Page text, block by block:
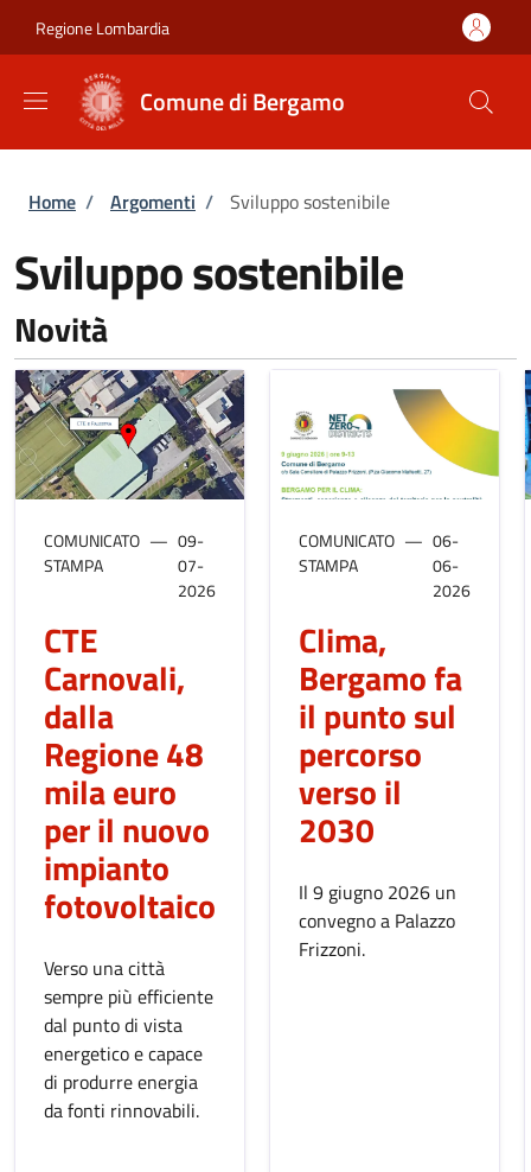
Regione Lombardia
Comune di Bergamo
Briciole di pane
Home / Argomenti / Sviluppo sostenibile
Sviluppo sostenibile
Novità
COMUNICATO
STAMPA
09-
07-
2026
CTE
Carnovali,
dalla
Regione 48
mila euro
per il nuovo
impianto
fotovoltaico
Verso una città
sempre più efficiente
dal punto di vista
energetico e capace
di produrre energia
da fonti rinnovabili.
COMUNICATO
STAMPA
06-
06-
2026
Clima,
Bergamo fa
il punto sul
percorso
verso il
2030
Il 9 giugno 2026 un
convegno a Palazzo
Frizzoni.